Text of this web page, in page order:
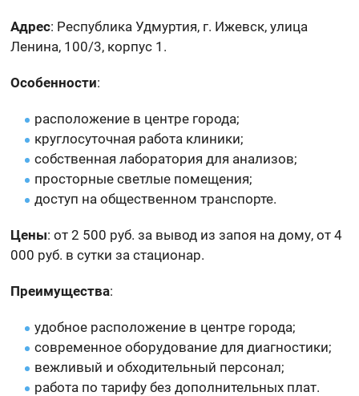
Адрес: Республика Удмуртия, г. Ижевск, улица
Ленина, 100/3, корпус 1.
Особенности:
расположение в центре города;
круглосуточная работа клиники;
собственная лаборатория для анализов;
просторные светлые помещения;
доступ на общественном транспорте.
Цены: от 2 500 руб. за вывод из запоя на дому, от 4
000 руб. в сутки за стационар.
Преимущества:
удобное расположение в центре города;
современное оборудование для диагностики;
вежливый и обходительный персонал;
работа по тарифу без дополнительных плат.